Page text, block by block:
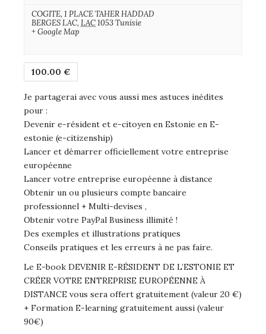
COGITE, 1 PLACE TAHER HADDAD
BERGES LAC, LAC1053Tunisie
+ Google Map
100.00 €
Je partagerai avec vous aussi mes astuces inédites
pour :
Devenir e-résident et e-citoyen en Estonie en E-
estonie (e-citizenship)
Lancer et démarrer officiellement votre entreprise
européenne
Lancer votre entreprise européenne à distance
Obtenir un ou plusieurs compte bancaire
professionnel + Multi-devises ,
Obtenir votre PayPal Business illimité !
Des exemples et illustrations pratiques
Conseils pratiques et les erreurs à ne pas faire.
Le E-book DEVENIR E-RÉSIDENT DE L’ESTONIE ET
CRÉER VOTRE ENTREPRISE EUROPÉENNE À
DISTANCE vous sera offert gratuitement (valeur 20 €)
+ Formation E-learning gratuitement aussi (valeur
90€)